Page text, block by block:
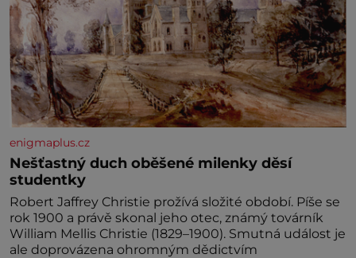
enigmaplus.cz
Nešťastný duch oběšené milenky děsí
studentky
Robert Jaffrey Christie prožívá složité období. Píše se
rok 1900 a právě skonal jeho otec, známý továrník
William Mellis Christie (1829–1900). Smutná událost je
ale doprovázena ohromným dědictvím